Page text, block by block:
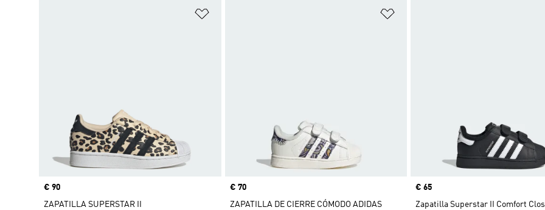
Precio
€ 90
ZAPATILLA SUPERSTAR II
Precio
€ 70
ZAPATILLA DE CIERRE CÓMODO ADIDAS
Precio
€ 65
Zapatilla Superstar II Comfort